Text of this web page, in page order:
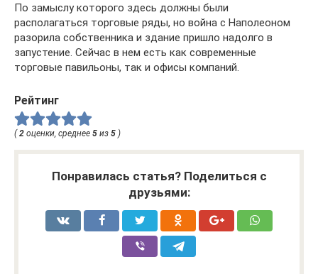
По замыслу которого здесь должны были
располагаться торговые ряды, но война с Наполеоном
разорила собственника и здание пришло надолго в
запустение. Сейчас в нем есть как современные
торговые павильоны, так и офисы компаний.
Рейтинг
( 2 оценки, среднее 5 из 5 )
Понравилась статья? Поделиться с
друзьями: